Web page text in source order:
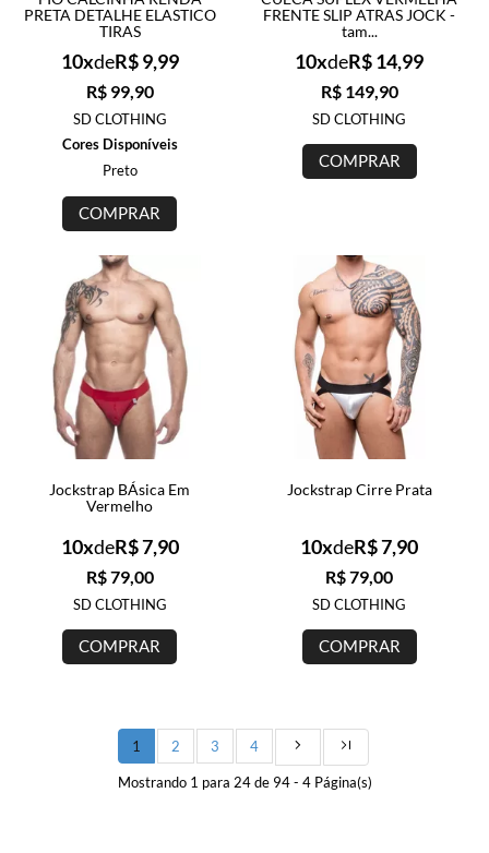
PRETA DETALHE ELASTICO
TIRAS
R$ 99,90
10xdeR$ 9,99
SD CLOTHING
Cores Disponíveis
Preto
COMPRAR
FRENTE SLIP ATRAS JOCK -
tam...
R$ 149,90
10xdeR$ 14,99
SD CLOTHING
COMPRAR
Jockstrap BÁsica Em
Vermelho
R$ 79,00
10xdeR$ 7,90
SD CLOTHING
COMPRAR
Jockstrap Cirre Prata
R$ 79,00
10xdeR$ 7,90
SD CLOTHING
COMPRAR
1 2 3 4
Mostrando 1 para 24 de 94 - 4 Página(s)